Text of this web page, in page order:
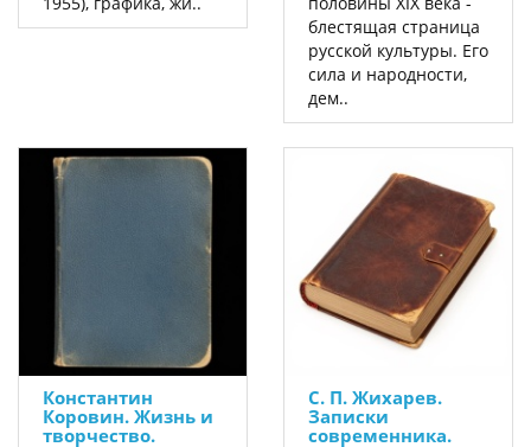
блестящая страница
русской культуры. Его
сила и народности,
дем..
Константин
Коровин. Жизнь и
творчество.
С. П. Жихарев.
Записки
современника.